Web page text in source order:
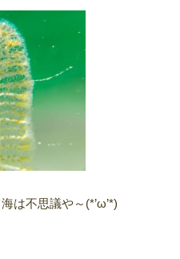
は不思議や～(*’ω’*)